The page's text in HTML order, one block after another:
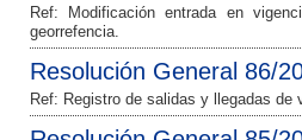
Ref: Modificación entrada en
georrefencia.
Resolución General 86/
Ref: Registro de salidas y llegadas de